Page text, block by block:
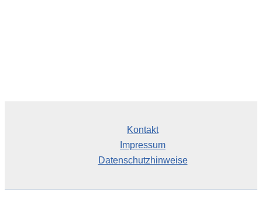
Kontakt
Impressum
Datenschutzhinweise